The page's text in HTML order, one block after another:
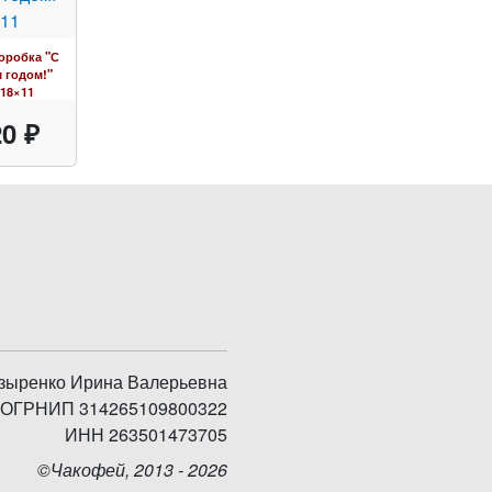
"С
₽
Ирина Валерьевна
ОГРНИП 314265109800322
ИНН 263501473705
©Чакофей, 2013 - 2026